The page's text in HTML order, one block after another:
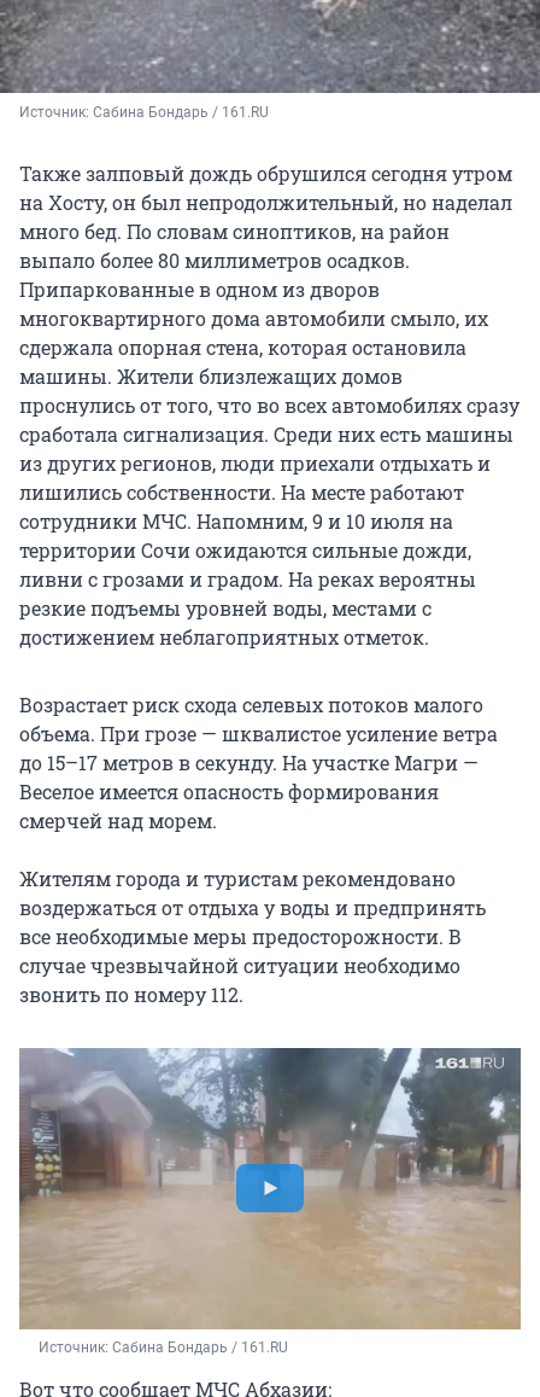
Источник: Сабина Бондарь / 161.RU
Также залповый дождь обрушился сегодня утром
на Хосту, он был непродолжительный, но наделал
много бед. По словам синоптиков, на район
выпало более 80 миллиметров осадков.
Припаркованные в одном из дворов
многоквартирного дома автомобили смыло, их
сдержала опорная стена, которая остановила
машины. Жители близлежащих домов
проснулись от того, что во всех автомобилях сразу
сработала сигнализация. Среди них есть машины
из других регионов, люди приехали отдыхать и
лишились собственности. На месте работают
сотрудники МЧС. Напомним, 9 и 10 июля на
территории Сочи ожидаются сильные дожди,
ливни с грозами и градом. На реках вероятны
резкие подъемы уровней воды, местами с
достижением неблагоприятных отметок.
Возрастает риск схода селевых потоков малого
объема. При грозе — шквалистое усиление ветра
до 15–17 метров в секунду. На участке Магри —
Веселое имеется опасность формирования
смерчей над морем.
Жителям города и туристам рекомендовано
воздержаться от отдыха у воды и предпринять
все необходимые меры предосторожности. В
случае чрезвычайной ситуации необходимо
звонить по номеру 112.
Источник: Сабина Бондарь / 161.RU
Вот что сообщает МЧС Абхазии: